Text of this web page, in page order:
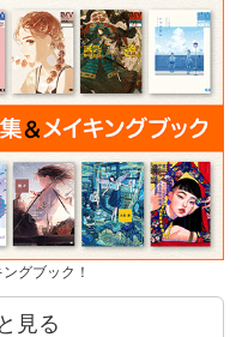
グブック！
見る